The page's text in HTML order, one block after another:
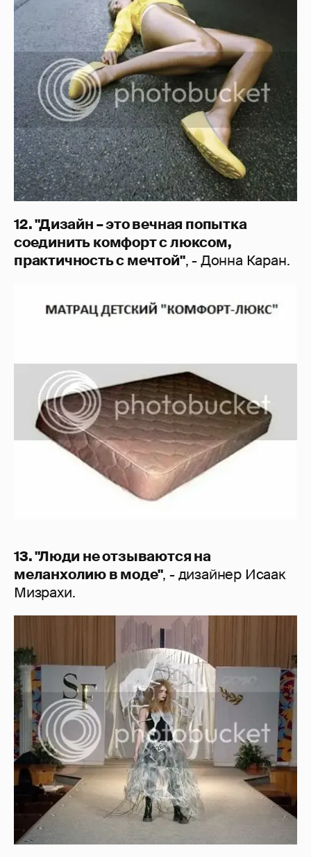
12. "Дизайн – это вечная попытка
соединить комфорт с люксом,
практичность с мечтой", - Донна Каран.
13. "Люди не отзываются на
меланхолию в моде", - дизайнер Исаак
Мизрахи.